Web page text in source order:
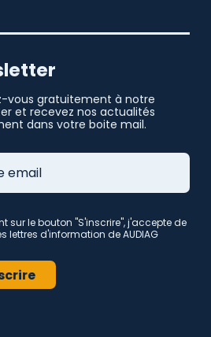
vous gratuitement à notre
et recevez nos actualités
dans votre boite mail.
sur le bouton "S'inscrire", j'accepte de
lettres d'information de AUDIAG